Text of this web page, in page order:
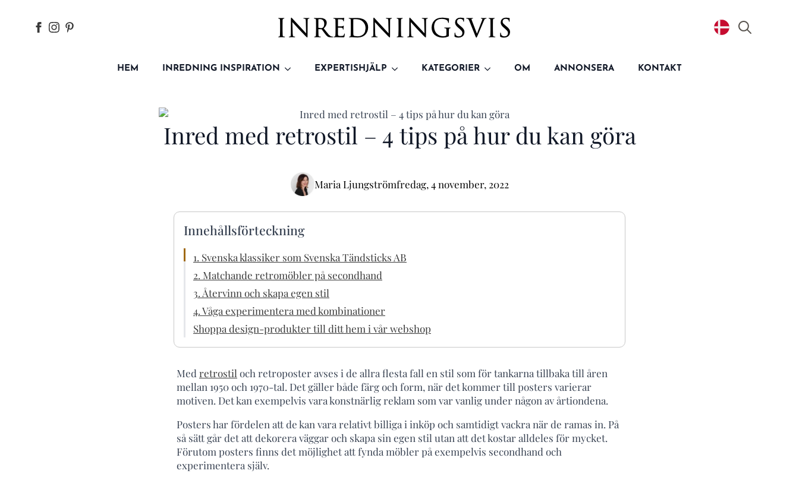
HEM INREDNING INSPIRATION EXPERTISHJÄLP KATEGORIER OM ANNONSERA KONTAKT
Inred med retrostil – 4 tips på hur du kan göra
Maria Ljungströmfredag, 4 november, 2022
Innehållsförteckning
1. Svenska klassiker som Svenska Tändsticks AB
2. Matchande retromöbler på secondhand
3. Återvinn och skapa egen stil
4. Våga experimentera med kombinationer
Shoppa design-produkter till ditt hem i vår webshop
Med retrostil och retroposter avses i de allra flesta fall en stil som för tankarna tillbaka till åren
mellan 1950 och 1970-tal. Det gäller både färg och form, när det kommer till posters varierar
motiven. Det kan exempelvis vara konstnärlig reklam som var vanlig under någon av årtiondena.
Posters har fördelen att de kan vara relativt billiga i inköp och samtidigt vackra när de ramas in. På
så sätt går det att dekorera väggar och skapa sin egen stil utan att det kostar alldeles för mycket.
Förutom posters finns det möjlighet att fynda möbler på exempelvis secondhand och
experimentera själv.